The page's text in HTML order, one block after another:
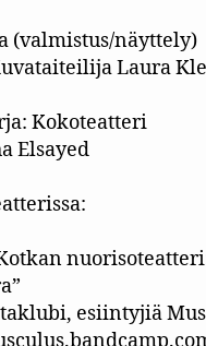
(valmistus/näyttely)
Laura
Kokoteatteri
Elsayed
esiintyjiä